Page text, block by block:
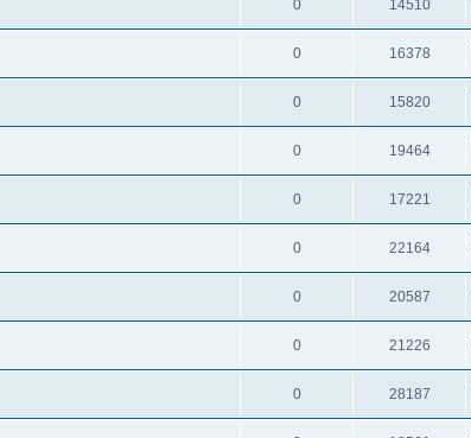
0 14510
0 16378
0 15820
0 19464
0 17221
0 22164
0 20587
0 21226
0 28187